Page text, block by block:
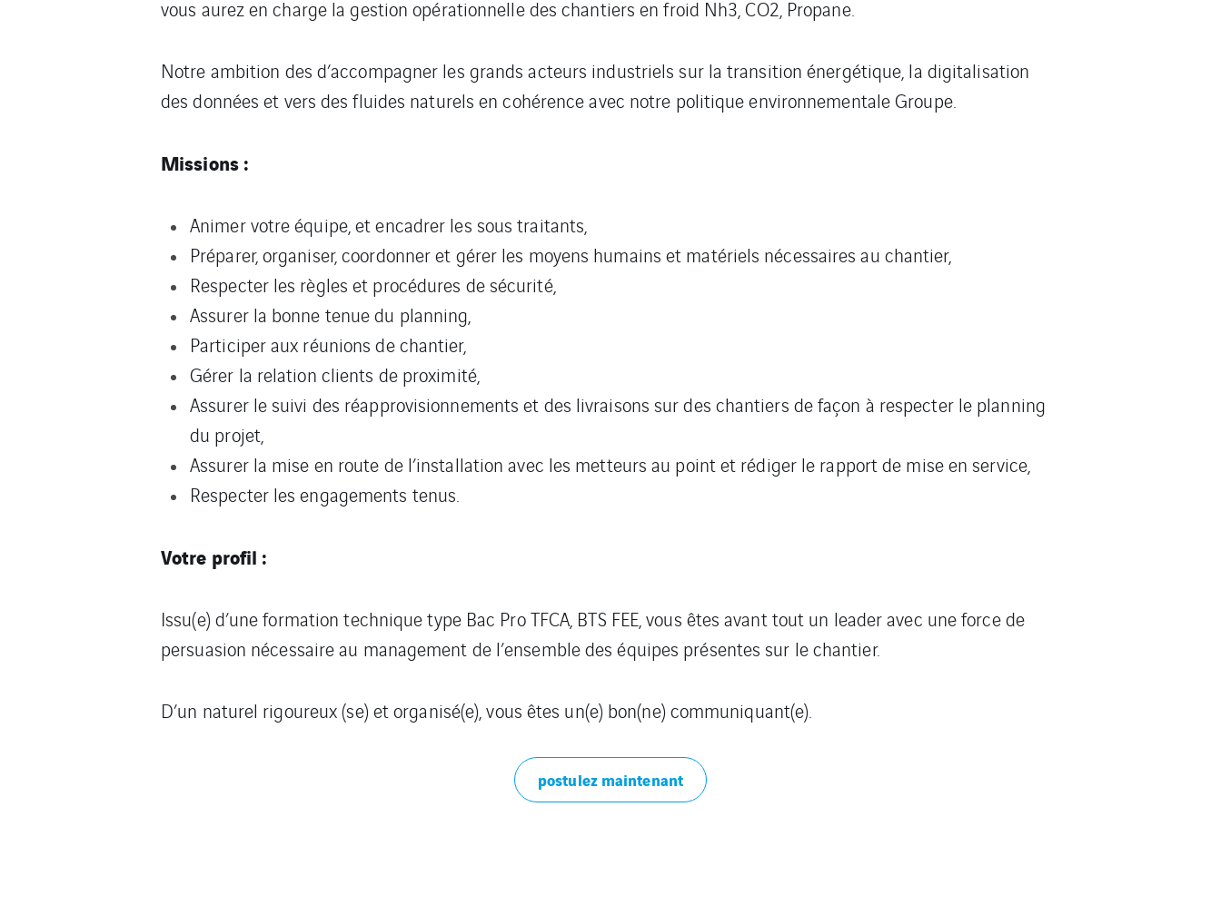
vous aurez en charge la gestion opérationnelle des chantiers en froid Nh3, CO2, Propane.
Notre ambition des d’accompagner les grands acteurs industriels sur la transition énergétique, la digitalisation
des données et vers des fluides naturels en cohérence avec notre politique environnementale Groupe.
Missions :
Animer votre équipe, et encadrer les sous traitants,
Préparer, organiser, coordonner et gérer les moyens humains et matériels nécessaires au chantier,
Respecter les règles et procédures de sécurité,
Assurer la bonne tenue du planning,
Participer aux réunions de chantier,
Gérer la relation clients de proximité,
Assurer le suivi des réapprovisionnements et des livraisons sur des chantiers de façon à respecter le planning
du projet,
Assurer la mise en route de l’installation avec les metteurs au point et rédiger le rapport de mise en service,
Respecter les engagements tenus.
Votre profil :
Issu(e) d’une formation technique type Bac Pro TFCA, BTS FEE, vous êtes avant tout un leader avec une force de
persuasion nécessaire au management de l’ensemble des équipes présentes sur le chantier.
D’un naturel rigoureux (se) et organisé(e), vous êtes un(e) bon(ne) communiquant(e).
postulez maintenant